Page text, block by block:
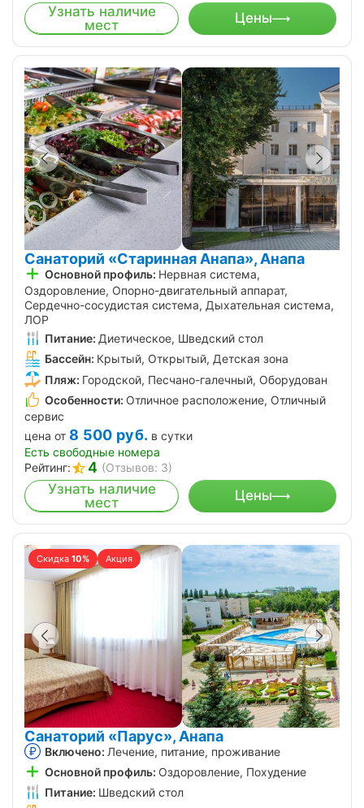
Узнать наличие
мест
Цены
Санаторий «Старинная Анапа», Анапа
Основной профиль: Нервная система,
Оздоровление, Опорно-двигательный аппарат,
Сердечно-сосудистая система, Дыхательная система,
ЛОР
Питание: Диетическое, Шведский стол
Бассейн: Крытый, Открытый, Детская зона
Пляж: Городской, Песчано-галечный, Оборудован
Особенности: Отличное расположение, Отличный
сервис
цена от 8 500 руб. в сутки
Есть свободные номера
Рейтинг:
4 (Отзывов: 3)
Узнать наличие
мест
Цены
Скидка 10% Акция
Санаторий «Парус», Анапа
Включено: Лечение, питание, проживание
Основной профиль: Оздоровление, Похудение
Питание: Шведский стол